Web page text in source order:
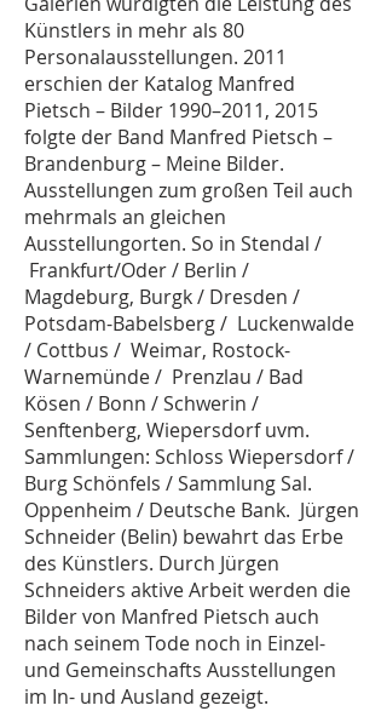
Künstlers in mehr als 80
Personalausstellungen. 2011
erschien der Katalog Manfred
Pietsch – Bilder 1990–2011, 2015
folgte der Band Manfred Pietsch –
Brandenburg – Meine Bilder.
Ausstellungen zum großen Teil auch
mehrmals an gleichen
Ausstellungorten. So in Stendal /
Frankfurt/Oder / Berlin /
Magdeburg, Burgk / Dresden /
Potsdam-Babelsberg / Luckenwalde
/ Cottbus / Weimar, Rostock-
Warnemünde / Prenzlau / Bad
Kösen / Bonn / Schwerin /
Senftenberg, Wiepersdorf uvm.
Sammlungen: Schloss Wiepersdorf /
Burg Schönfels / Sammlung Sal.
Oppenheim / Deutsche Bank. Jürgen
Schneider (Belin) bewahrt das Erbe
des Künstlers. Durch Jürgen
Schneiders aktive Arbeit werden die
Bilder von Manfred Pietsch auch
nach seinem Tode noch in Einzel-
und Gemeinschafts Ausstellungen
im In- und Ausland gezeigt.